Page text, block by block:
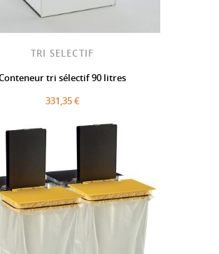
TRI SELECTIF
tri sélectif 90 litres
331,35 €